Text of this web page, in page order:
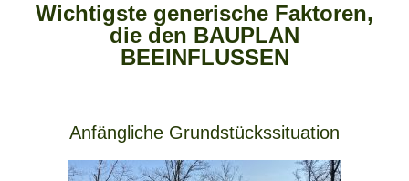
Wichtigste generische Faktoren,
die den BAUPLAN
BEEINFLUSSEN
Anfängliche Grundstückssituation